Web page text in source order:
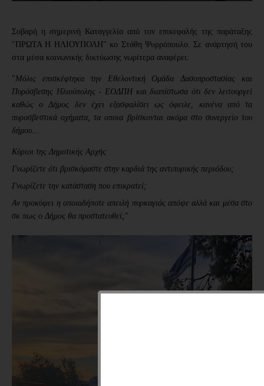
Σοβαρή η σημερινή Καταγγελία από τον επικεφαλής της παράταξης
"ΠΡΩΤΑ Η ΗΛΙΟΥΠΟΛΗ" κο Στάθη Ψυρρόπουλο. Σε ανάρτησή του
στα μέσα κοινωνικής δικτύωσης νωρίτερα αναφέρει:
"Μόλις επισκέφτηκα την Εθελοντική Ομάδα Δασοπροστασίας και
Πυρόσβεσης Ηλιούπολης - ΕΟΔΠΗ και διαπίστωσα ότι δεν λειτουργεί
καθώς ο Δήμος δεν έχει εξασφαλίσει ως όφειλε, κανένα από τα
πυροσβεστικά οχήματα, τα οποια βρίσκονται ακόμα στο συνεργείο του
δήμου...
Κύριοι της Δημοτικής Αρχής
Γνωρίζετε ότι βρισκόμαστε στην καρδιά της αντιπυρικής περιόδου;
Γνωρίζετε την κατάσταση που επικρατεί;
Αν προκύψει η οποιαδήποτε απειλή πυρκαγιάς απόψε αλλά και μέσα στο
σκ πως ο Δήμος θα προστατευθεί;"